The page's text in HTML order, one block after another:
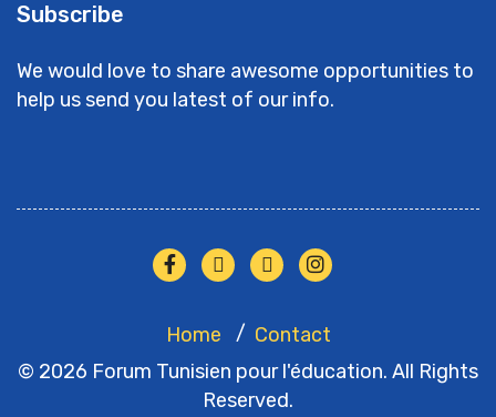
Subscribe
We would love to share awesome opportunities to
help us send you latest of our info.
Home
Contact
© 2026 Forum Tunisien pour l'éducation. All Rights
Reserved.